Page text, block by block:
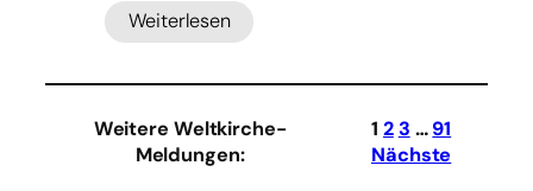
Weiterlesen
:
gegen
Projekte
in
Weitere Weltkirche-
Meldungen:
1 23 … 91
Nächste